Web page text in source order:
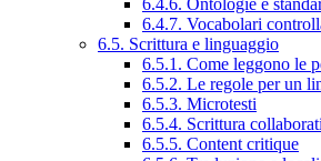
6.4.7. Vocabolari
6.5. Scrittura e linguaggio
6.5.1. Come leggono le
6.5.2. Le regole per un
6.5.3. Microtesti
6.5.4. Scrittura
6.5.5. Content critique